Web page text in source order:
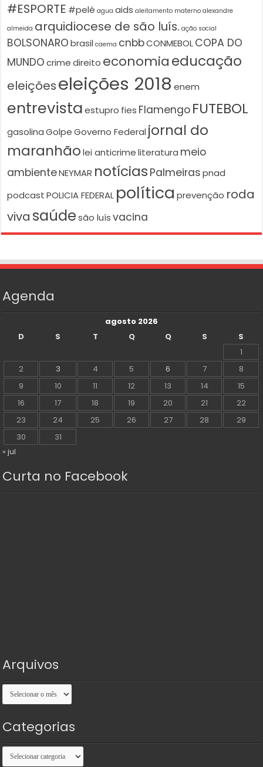
#ESPORTE #pelé agua aids aleitamento materno alexandre
almeida arquidiocese de são luís. ação social
BOLSONARO brasil caema cnbbCONMEBOLCOPA DO
MUNDO crime direito economiaeducação
eleiçõeseleições 2018 enem
entrevista estupro fies Flamengo FUTEBOL
gasolina Golpe Governo Federal jornal do
maranhão lei anticrime literatura meio
ambienteNEYMAR notícias Palmeiras pnad
podcast POLICIA FEDERAL política prevenção roda
viva saúde são luís vacina
Agenda
agosto 2026
D
S T Q Q S
S
1
2
3 4 5 6 7
8
9
10 11 12 13 14
15
16
17 18 19 20 21
22
23
24 25 26 27 28
29
30
31
« jul
Curta no Facebook
Arquivos
Arquivos
Categorias
Categorias